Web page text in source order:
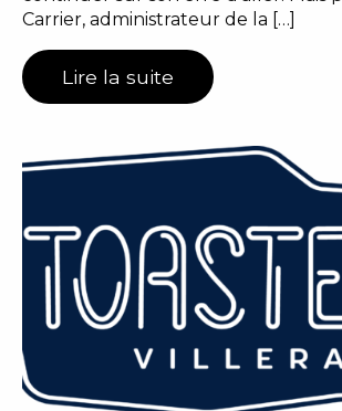
Carrier, administrateur de la […]
Lire la suite